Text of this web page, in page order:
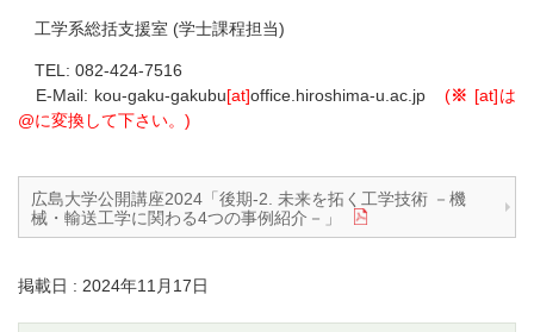
工学系総括支援室 (学士課程担当)
TEL: 082-424-7516
E-Mail: kou-gaku-gakubu[at]office.hiroshima-u.ac.jp (※ [at]は
@に変換して下さい。)
広島大学公開講座2024「後期-2. 未来を拓く工学技術 －機
械・輸送工学に関わる4つの事例紹介－」
掲載日 : 2024年11月17日